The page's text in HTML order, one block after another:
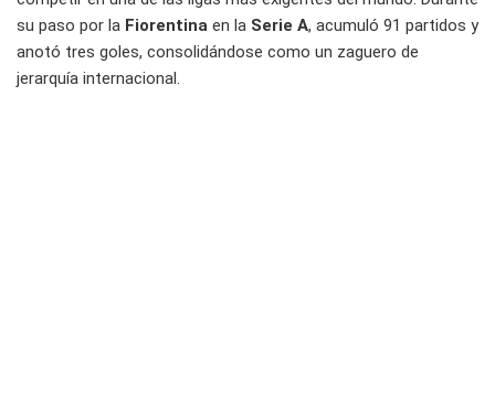
su paso por la Fiorentina en la Serie A, acumuló 91 partidos y
anotó tres goles, consolidándose como un zaguero de
jerarquía internacional.